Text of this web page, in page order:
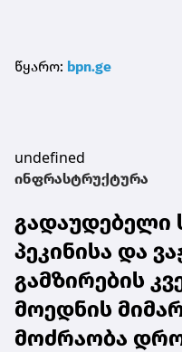
წყარო: bpn.ge
undefined
ინფრასტრუქტურა
გადაუდებელი
პეკინისა და
გამზირების
მოედნის
მოძრაობა